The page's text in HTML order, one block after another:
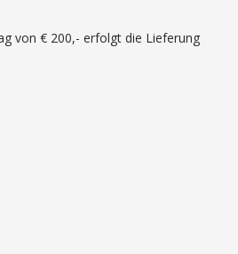
von € 200,- erfolgt die Lieferung